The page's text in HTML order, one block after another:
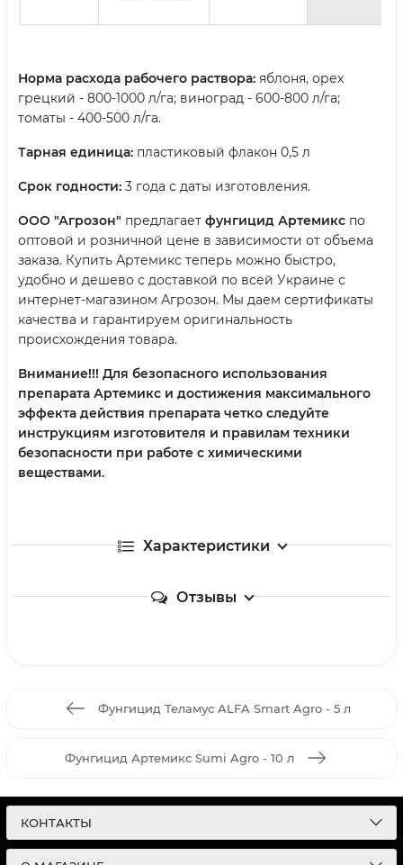
Норма расхода рабочего раствора: яблоня, орех
грецкий - 800-1000 л/га; виноград - 600-800 л/га;
томаты - 400-500 л/га.
Тарная единица: пластиковый флакон 0,5 л
Срок годности: 3 года с даты изготовления.
ООО "Агрозон" предлагает фунгицид Артемикс по
оптовой и розничной цене в зависимости от объема
заказа. Купить Артемикс теперь можно быстро,
удобно и дешево с доставкой по всей Украине с
интернет-магазином Агрозон. Мы даем сертификаты
качества и гарантируем оригинальность
происхождения товара.
Внимание!!! Для безопасного использования
препарата Артемикс и достижения максимального
эффекта действия препарата четко следуйте
инструкциям изготовителя и правилам техники
безопасности при работе с химическими
веществами.
Характеристики
Отзывы
Фунгицид Теламус ALFA Smart Agro - 5 л
Фунгицид Артемикс Sumi Agro - 10 л
КОНТАКТЫ